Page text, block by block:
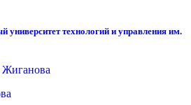
университет технологий и управления им.